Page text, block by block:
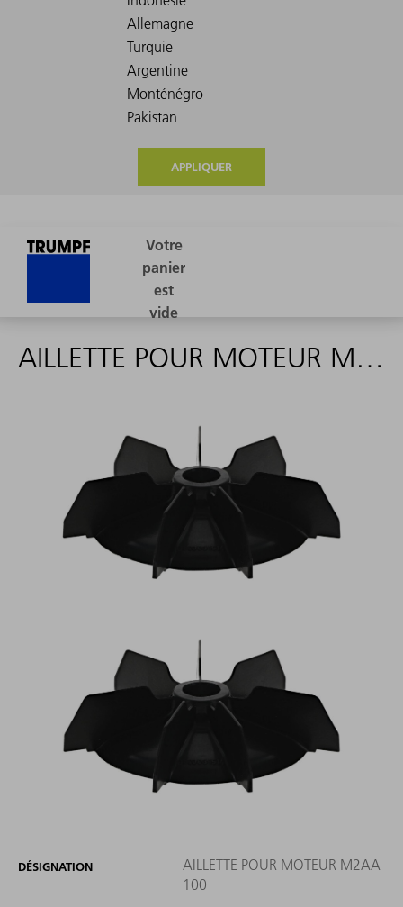
APPLIQUER
AILLETTE POUR MOTEUR M2AA 100
DÉSIGNATION
AILLETTE POUR MOTEUR M2AA
100